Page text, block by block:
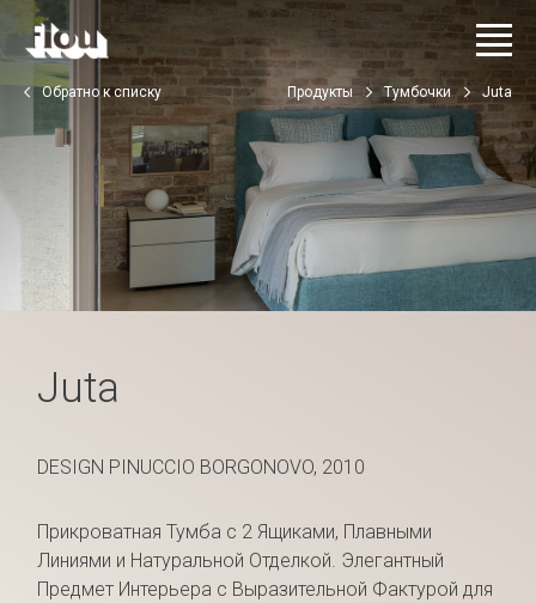
Обратно к списку Продукты Тумбочки Juta
Juta
DESIGN PINUCCIO BORGONOVO, 2010
Прикроватная Тумба с 2 Ящиками, Плавными
Линиями и Натуральной Отделкой. Элегантный
Предмет Интерьера с Выразительной Фактурой для